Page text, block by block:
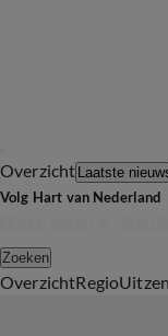
Overzicht Laatste
Volg Hart van Nederland
Zoeken
OverzichtRegio